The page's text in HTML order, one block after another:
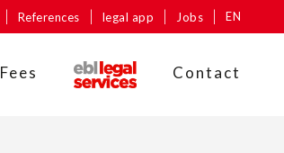
References legal app Jobs EN
Fees Contact